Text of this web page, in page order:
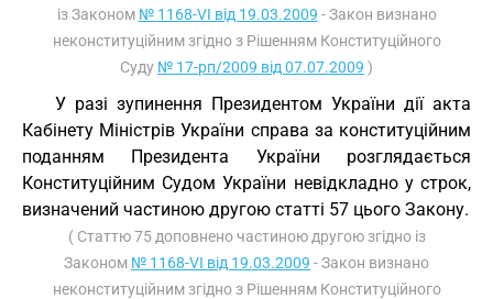
із Законом № 1168-VI від 19.03.2009 - Закон визнано
неконституційним згідно з Рішенням Конституційного
Суду № 17-рп/2009 від 07.07.2009 )
У разі зупинення Президентом України дії акта
Кабінету Міністрів України справа за конституційним
поданням Президента України розглядається
Конституційним Судом України невідкладно у строк,
визначений частиною другою статті 57 цього Закону.
( Статтю 75 доповнено частиною другою згідно із
Законом № 1168-VI від 19.03.2009 - Закон визнано
неконституційним згідно з Рішенням Конституційного